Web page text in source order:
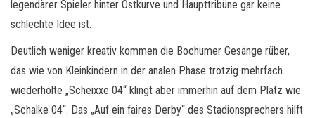
legendärer Spieler hinter Ostkurve und Haupttribüne gar keine
schlechte Idee ist.
Deutlich weniger kreativ kommen die Bochumer Gesänge rüber,
das wie von Kleinkindern in der analen Phase trotzig mehrfach
wiederholte „Scheixxe 04“ klingt aber immerhin auf dem Platz wie
„Schalke 04“. Das „Auf ein faires Derby“ des Stadionsprechers hilft